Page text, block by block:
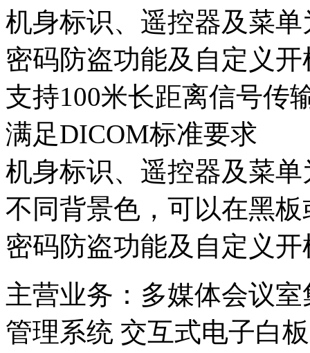
机身标识、遥控器及菜单
密码防盗功能及自定义开
支持100米长距离信号传
满足DICOM标准要求
机身标识、遥控器及菜单
不同背景色，可以在黑
密码防盗功能及自定义开
主营业务：多媒体会议
管理系统 交互式电子白板